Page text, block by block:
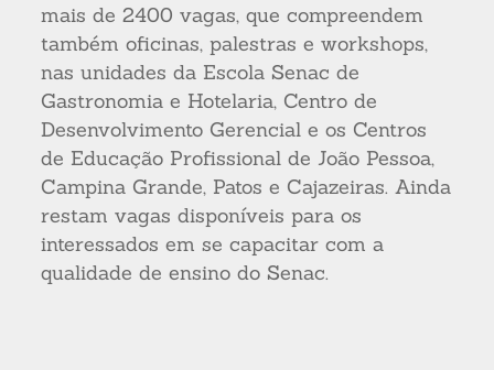
mais de 2400 vagas, que compreendem
também oficinas, palestras e workshops,
nas unidades da Escola Senac de
Gastronomia e Hotelaria, Centro de
Desenvolvimento Gerencial e os Centros
de Educação Profissional de João Pessoa,
Campina Grande, Patos e Cajazeiras. Ainda
restam vagas disponíveis para os
interessados em se capacitar com a
qualidade de ensino do Senac.